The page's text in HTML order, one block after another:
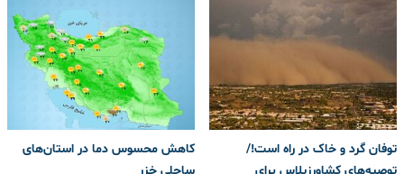
توفان گرد و خاک در راه است!/
کاهش محسوس دما در استان‌های